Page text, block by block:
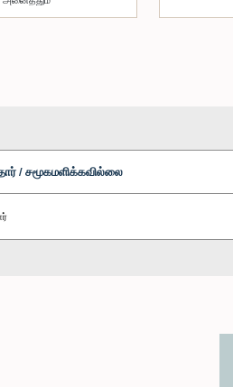
/ சமூகமளிக்கவில்லை